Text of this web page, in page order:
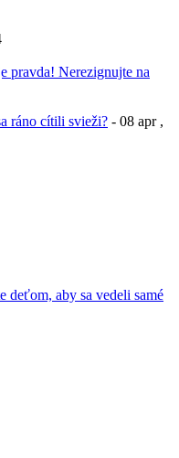
pravda! Nerezignujte na
ráno cítili svieži? - 08 apr ,
deťom, aby sa vedeli samé